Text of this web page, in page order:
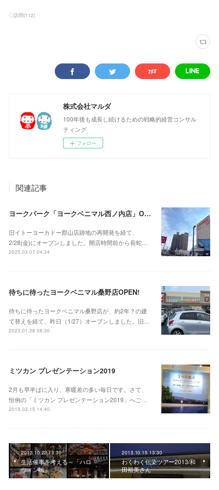
◇訪問(112)
株式会社マルダ
100年後も成長し続けるための戦略的経営コンサル
ティング
フォロー
関連記事
ヨークパーク「ヨークベニマル西ノ内店」OPEN‼
旧イトーヨーカドー郡山店跡地の再開発を経て、
2/28(金)にオープンしました。開店時間前から長蛇…
2025.03.07 04:34
待ちに待ったヨークベニマル桑野店OPEN!
待ちに待ったヨークベニマル桑野店が、約2年？の建
て替えを経て、昨日（1/27）オープンしました。旧…
2023.01.28 08:30
ミツカン プレゼンテーション2019
2月も早半ばに入り、寒暖差の多い毎日です。さて、
恒例の「ミツカン プレゼンテーション2019」へご…
2019.02.15 14:40
2013.10.22 13:30
生活催事を考える～「ハロ
ウィン編」
2013.10.15 13:30
わくわく伝染ツアー2013/和
田裕美さん